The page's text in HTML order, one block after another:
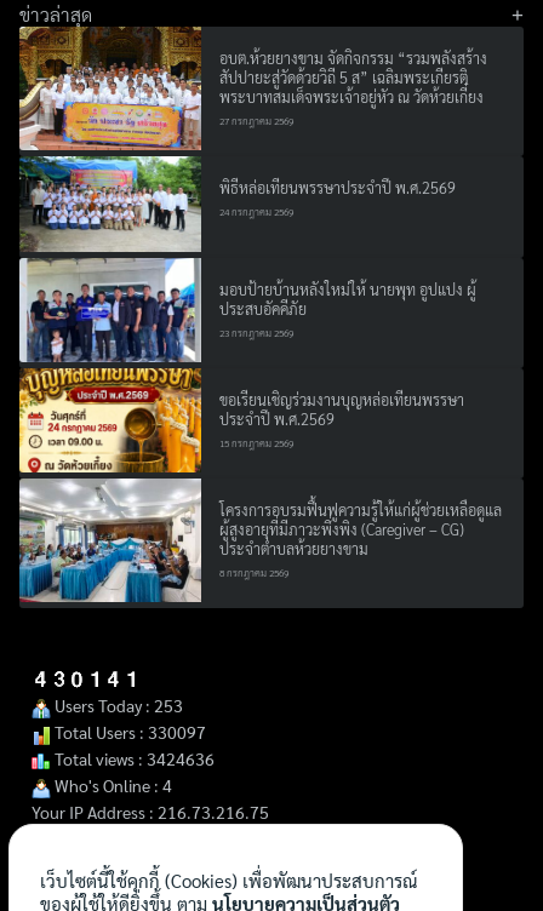
ข่าวล่าสุด
อบต.ห้วยยางขาม จัดกิจกรรม “รวมพลังสร้าง
สัปปายะสู่วัดด้วยวิถี 5 ส” เฉลิมพระเกียรติ
พระบาทสมเด็จพระเจ้าอยู่หัว ณ วัดห้วยเกี๋ยง
27 กรกฎาคม 2569
พิธีหล่อเทียนพรรษาประจำปี พ.ศ.2569
24 กรกฎาคม 2569
มอบป้ายบ้านหลังใหม่ให้ นายพุท อูปแปง ผู้
ประสบอัคคีภัย
23 กรกฎาคม 2569
ขอเรียนเชิญร่วมงานบุญหล่อเทียนพรรษา
ประจำปี พ.ศ.2569
15 กรกฎาคม 2569
โครงการอบรมฟื้นฟูความรู้ให้แก่ผู้ช่วยเหลือดูแล
ผู้สูงอายุที่มีภาวะพึ่งพิง (Caregiver – CG)
ประจำตำบลห้วยยางขาม
8 กรกฎาคม 2569
Users Today : 253
Total Users : 330097
Total views : 3424636
Who's Online : 4
Your IP Address : 216.73.216.75
เว็บไซต์นี้ใช้คุกกี้ (Cookies) เพื่อพัฒนาประสบการณ์
ของผู้ใช้ให้ดียิ่งขึ้น ตาม นโยบายความเป็นส่วนตัว